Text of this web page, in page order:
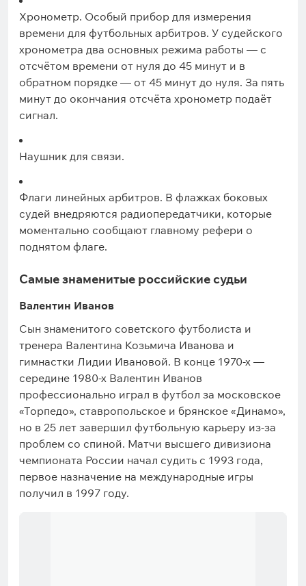
Хронометр. Особый прибор для измерения
времени для футбольных арбитров. У судейского
хронометра два основных режима работы — с
отсчётом времени от нуля до 45 минут и в
обратном порядке — от 45 минут до нуля. За пять
минут до окончания отсчёта хронометр подаёт
сигнал.
Наушник для связи.
Флаги линейных арбитров. В флажках боковых
судей внедряются радиопередатчики, которые
моментально сообщают главному рефери о
поднятом флаге.
Самые знаменитые российские судьи
Валентин Иванов
Сын знаменитого советского футболиста и
тренера Валентина Козьмича Иванова и
гимнастки Лидии Ивановой. В конце 1970-х —
середине 1980-х Валентин Иванов
профессионально играл в футбол за московское
«Торпедо», ставропольское и брянское «Динамо»,
но в 25 лет завершил футбольную карьеру из-за
проблем со спиной. Матчи высшего дивизиона
чемпионата России начал судить с 1993 года,
первое назначение на международные игры
получил в 1997 году.